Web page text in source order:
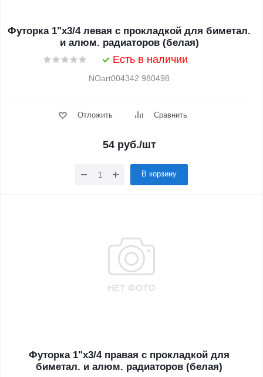
Футорка 1"х3/4 левая с прокладкой для биметал.
и алюм. радиаторов (белая)
Есть в наличии
NOart004342 980498
Отложить Сравнить
54 руб./шт
В корзину
Футорка 1"х3/4 правая с прокладкой для
биметал. и алюм. радиаторов (белая)